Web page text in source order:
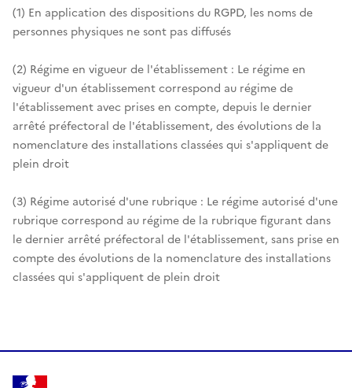
(1) En application des dispositions du RGPD, les noms de
personnes physiques ne sont pas diffusés
(2) Régime en vigueur de l'établissement : Le régime en
vigueur d'un établissement correspond au régime de
l'établissement avec prises en compte, depuis le dernier
arrêté préfectoral de l'établissement, des évolutions de la
nomenclature des installations classées qui s'appliquent de
plein droit
(3) Régime autorisé d'une rubrique : Le régime autorisé d'une
rubrique correspond au régime de la rubrique figurant dans
le dernier arrêté préfectoral de l'établissement, sans prise en
compte des évolutions de la nomenclature des installations
classées qui s'appliquent de plein droit